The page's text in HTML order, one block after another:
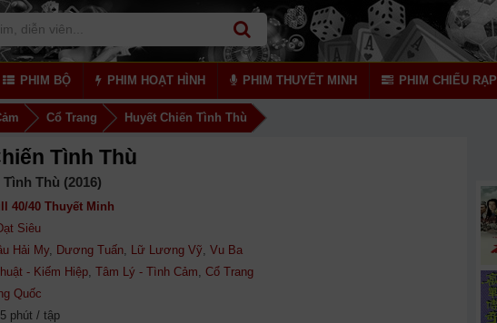
PHIM BỘ PHIM HOẠT HÌNH PHIM THUYẾT MINH PHIM CHIẾU RẠP
Cổ Trang Huyết Chiến Tình Thù
Tình Thù
Thù (2016)
40/40 Thuyết Minh
Siêu
Hải My, Dương Tuấn, Lữ Lương Vỹ, Vu Ba
- Kiếm Hiệp, Tâm Lý - Tình Cảm, Cổ Trang
Quốc
phút / tập